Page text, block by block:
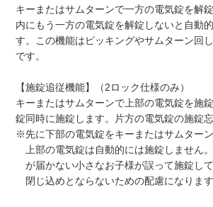
キーまたはサムターンで一方の電気錠を解
内にもう一方の電気錠を解錠しないと自動
す。この機能はピッキングやサムターン回
です。
【施錠追従機能】（2ロック仕様のみ）
キーまたはサムターンで上部の電気錠を施
錠同時に施錠します。片方の電気錠の施錠
※先に下部の電気錠をキーまたはサムターン
上部の電気錠は自動的には施錠しません
が届かない小さなお子様が誤って施錠し
閉じ込めとならないための配慮になります